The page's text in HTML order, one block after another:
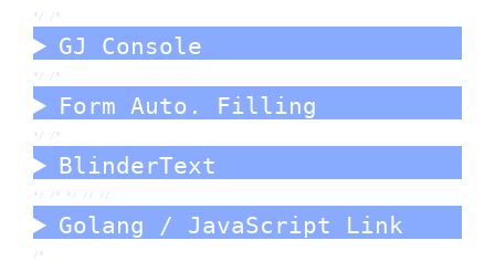
*/ /*
GJ Console
*/ /*
Form Auto. Filling
*/ /*
BlinderText
*/ /* */ // //
Golang / JavaScript Link
/*